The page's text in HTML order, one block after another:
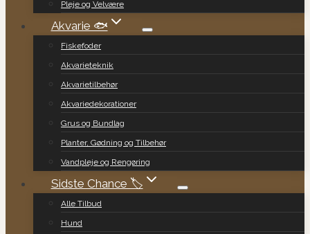
Pleje og Velvære
Akvarie 🐟
Fiskefoder
Akvarieteknik
Akvarietilbehør
Akvariedekorationer
Grus og Bundlag
Planter, Gødning og Tilbehør
Vandpleje og Rengøring
Sidste Chance 🏷️
Alle Tilbud
Hund